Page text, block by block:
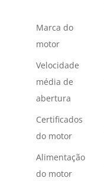
Marca do
motor
Velocidade
média de
abertura
Certificados
do motor
Alimentação
do motor